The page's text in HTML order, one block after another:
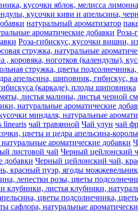
кусочки яблок, мелисса
кусочки киви и апельсина,
натуральный ароматизатор
ароматические добавки Роза-
Роза-гибискус, кусочки вишни,
стружка, натуральные
ноготков (календулы),
стружка, цветы
апельсина, шиповник, гибискус,
(каркаде), плоды шиповника
листья малины, листья черной
натуральные ароматические
миндаля, натуральные
linearis чай травянной Чай улун чай
цветы и цедра апельсина-
ароматические добавки
листовой чай Черный цейлонский
добавки Черный цейлонский чай,
красный пуэр, ягоды
лепестки розы, цветы
клубники, листья клубники,
цветы подсолнечника,
сафлора, натуральные